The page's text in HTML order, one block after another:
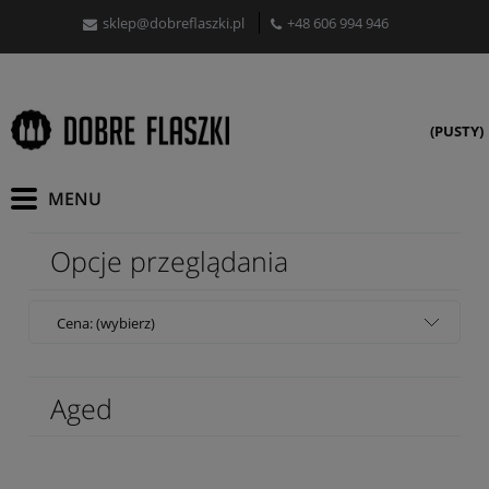
sklep@dobreflaszki.pl +48 606 994 946
(PUSTY)
Opcje przeglądania
Cena: (wybierz)
Aged